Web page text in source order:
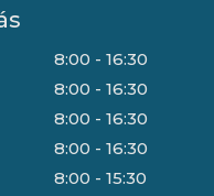
8:00 - 16:30
8:00 - 16:30
8:00 - 16:30
8:00 - 16:30
8:00 - 15:30